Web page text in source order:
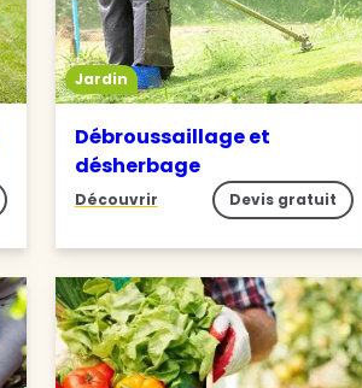
Jardin
Débroussaillage et
désherbage
Découvrir Devis gratuit